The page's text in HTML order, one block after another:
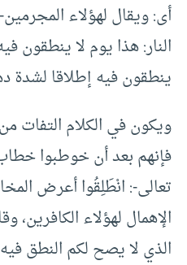
أى: ويقال لهؤلاء
النار: هذا يوم لا ينطقون
ينطقون فيه إطلاقا
ويكون في الكلام التفات
فإنهم بعد أن خوطبوا
تعالى-: انْطَلِقُوا أعرض
الإهمال لهؤلاء الكافرين،
الذي لا يصح لكم النطق